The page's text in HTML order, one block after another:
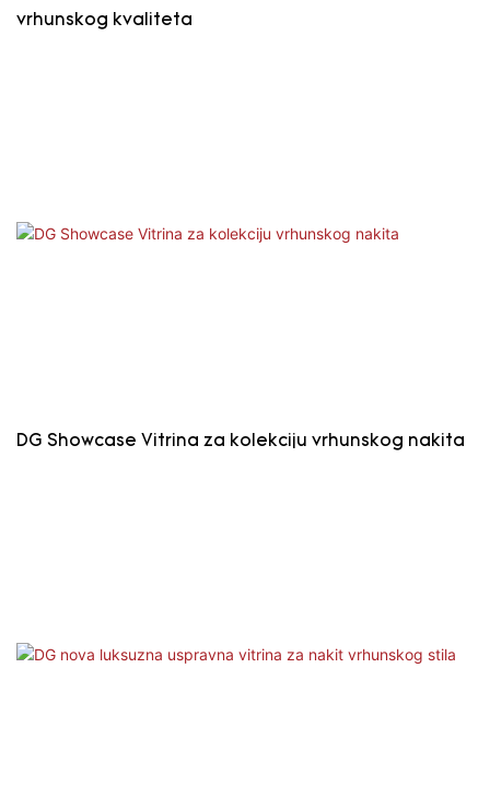
vrhunskog kvaliteta
DG Showcase Vitrina za kolekciju vrhunskog nakita